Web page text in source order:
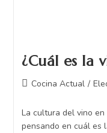
¿Cuál es la
Cocina Actual /
La cultura del vino
pensando en cuál es